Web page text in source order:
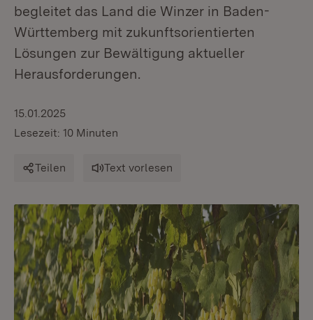
begleitet das Land die Winzer in Baden-
Württemberg mit zukunftsorientierten
Lösungen zur Bewältigung aktueller
Herausforderungen.
15.01.2025
Lesezeit: 10 Minuten
Teilen Text vorlesen